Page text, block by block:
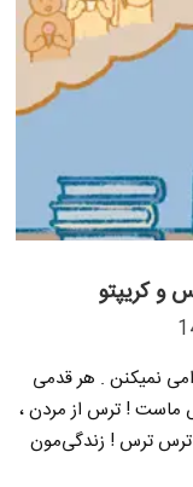
نمیکنن . هر قدمی
ماست ! ترس از مردن ،
ترس ترس ! زندگی‌مون